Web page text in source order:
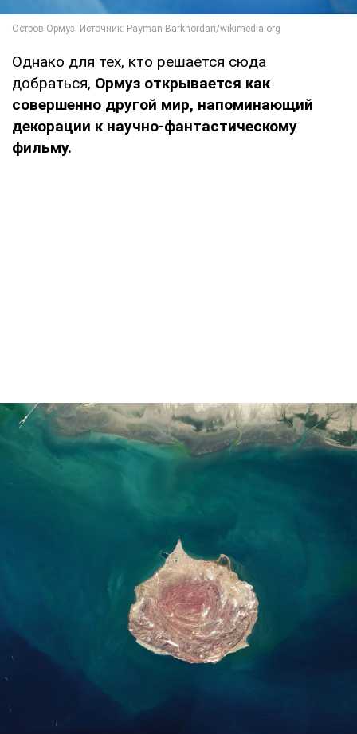
Однако для тех, кто решается сюда
добраться, Ормуз открывается как
совершенно другой мир, напоминающий
декорации к научно-фантастическому
фильму.